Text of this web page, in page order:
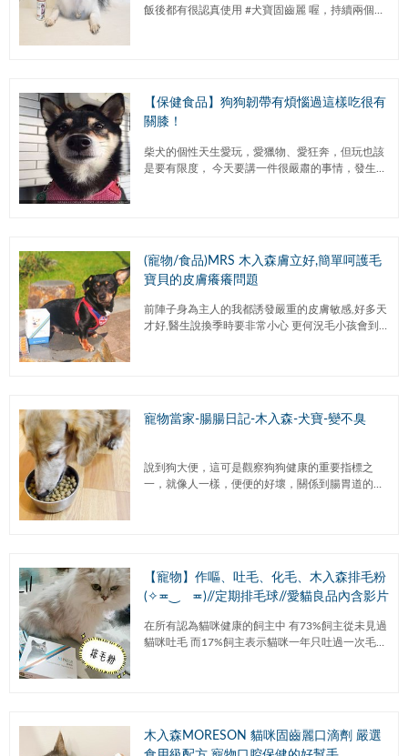
飯後都有很認真使用 #犬寶固齒麗 喔，持續兩個禮
【保健食品】狗狗韌帶有煩惱過這樣吃很有
關膝！
柴犬的個性天生愛玩，愛獵物、愛狂奔，但玩也該
是要有限度， 今天要講一件很嚴肅的事情，發生在
(寵物/食品)MRS 木入森膚立好,簡單呵護毛
寶貝的皮膚癢癢問題
前陣子身為主人的我都誘發嚴重的皮膚敏感,好多天
才好,醫生說換季時要非常小心 更何況毛小孩會到
寵物當家-腸腸日記-木入森-犬寶-變不臭
說到狗大便，這可是觀察狗狗健康的重要指標之
一，就像人一樣，便便的好壞，關係到腸胃道的健
【寵物】作嘔、吐毛、化毛、木入森排毛粉
(✧≖‿ゝ≖)//定期排毛球//愛貓良品內含影片
在所有認為貓咪健康的飼主中 有73%飼主從未見過
貓咪吐毛 而17%飼主表示貓咪一年只吐過一次毛
木入森MORESON 貓咪固齒麗口滴劑 嚴選